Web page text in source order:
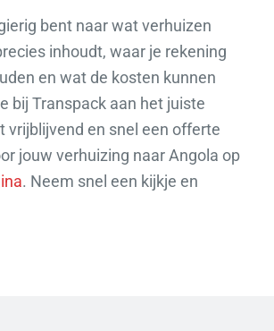
bent naar wat verhuizen
inhoudt, waar je rekening
en wat de kosten kunnen
bij Transpack aan het juiste
vrijblijvend en snel een offerte
jouw verhuizing naar Angola op
. Neem snel een kijkje en